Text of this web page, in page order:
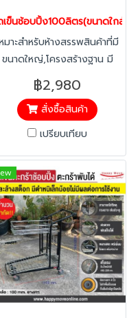
บคิ้วป้องกันการสึกหรอของ
ล็ก, บัมเปอร์, ลูกล้อเป็นยาง
แบบหนา นิ่มนวลและไม่แตกแบบ
ล้อเนื้อแข็งทั่วไป รุนมาตรฐาน
เป็นแบบล้อหมุนทั้งหมด 4 ล้อ
(เหมาะสำหรับที่แคบเลี้ยวทางโค้ง
ได้ง่าย ล้อจะไม่สึกหรอเร็ว) หาก
หมุนไม่ได้ 2 ตัว(เหมาะสำหรับ
การใช้งานทางตรง ต้องการ
นื้อที่ในการตีวงเลี้ยว) กรุณา
งล่วงหน้า สามารถติดตั้งโซ่
กันไฟฟ้าสถิตย์ หรือล้อทาง
ลื่อนได้ กรุณาติดต่อฝ่ายขาย
บห้าง Top supermarket ) รถ
เข็นช้อบปิ้ง100ลิตร(ขนาดใกล้เ
มาะสำหรับห้างสรรพสินค้าที่มี
ขนาดใหญ่,โครงสร้างฐาน มี
ความแข็งแรง พร้อมถาดล่าง
เพิ่มความจุสินค้าให้ลูกค้าทำให้
ร้านค้าเพิ่มยอดขายได้อีก ดีไซน์
รถสามารถซ้อนคันได้โดยไม่เกิด
เปลี่ยนเข็นเปลี่ยนทิศทางของ
พนักงาน จากการจัดเก็บของ
พนักงาน มีอะไหร่รถเข็นให้
ลี่ยน,ไม่เป็นสนิม,สามารถล้าง
ทำความสะอาดง่าย ติดตั้ง
ปกรณ์พลาสติก เช่นเบบี้ซีท,
บคิ้วป้องกันการสึกหรอของ
ล็ก, บัมเปอร์, ลูกล้อเป็นยาง
บหนา นิ่มนวลและไม่แตกแบบ
฿2,980
สั่งซื้อสินค้า
เปรียบเทียบ